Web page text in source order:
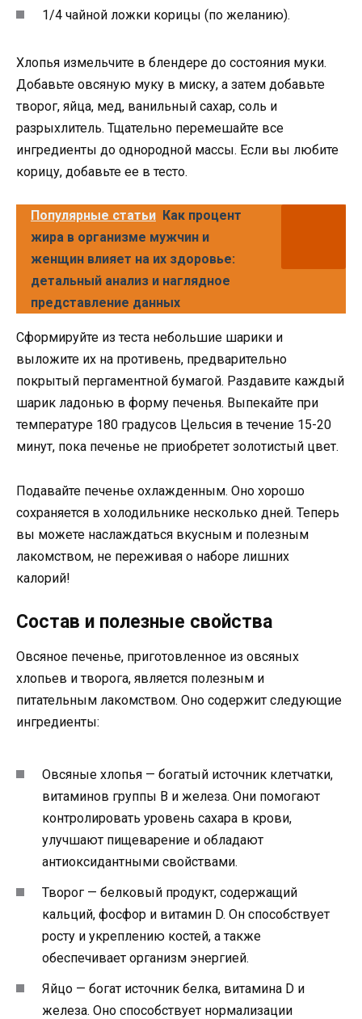
1/4 чайной ложки корицы (по желанию).
Хлопья измельчите в блендере до состояния муки.
Добавьте овсяную муку в миску, а затем добавьте
творог, яйца, мед, ванильный сахар, соль и
разрыхлитель. Тщательно перемешайте все
ингредиенты до однородной массы. Если вы любите
корицу, добавьте ее в тесто.
Популярные статьи Как процент
жира в организме мужчин и
женщин влияет на их здоровье:
детальный анализ и наглядное
представление данных
Сформируйте из теста небольшие шарики и
выложите их на противень, предварительно
покрытый пергаментной бумагой. Раздавите каждый
шарик ладонью в форму печенья. Выпекайте при
температуре 180 градусов Цельсия в течение 15-20
минут, пока печенье не приобретет золотистый цвет.
Подавайте печенье охлажденным. Оно хорошо
сохраняется в холодильнике несколько дней. Теперь
вы можете наслаждаться вкусным и полезным
лакомством, не переживая о наборе лишних
калорий!
Состав и полезные свойства
Овсяное печенье, приготовленное из овсяных
хлопьев и творога, является полезным и
питательным лакомством. Оно содержит следующие
ингредиенты:
Овсяные хлопья — богатый источник клетчатки,
витаминов группы B и железа. Они помогают
контролировать уровень сахара в крови,
улучшают пищеварение и обладают
антиоксидантными свойствами.
Творог — белковый продукт, содержащий
кальций, фосфор и витамин D. Он способствует
росту и укреплению костей, а также
обеспечивает организм энергией.
Яйцо — богат источник белка, витамина D и
железа. Оно способствует нормализации